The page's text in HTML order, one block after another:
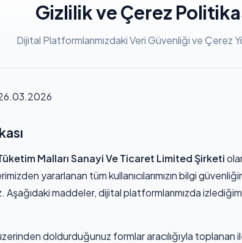
Gizlilik ve Çerez
Dijital Platformlarımızdaki Veri Güvenliği ve Çerez
Malları Sanayi Ve Ticaret Limited Şirketi
yararlanan tüm kullanıcılarımızın bilgi
maddeler, dijital platformlarımızda
doldurduğunuz formlar aracılığıyla toplanan